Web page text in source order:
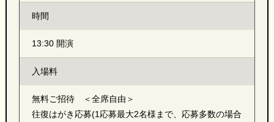
時間
13:30 開演
入場料
無料ご招待 ＜全席自由＞
往復はがき応募(1応募最大2名様まで、応募多数の場合